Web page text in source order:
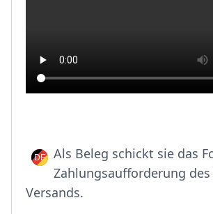
Als Beleg schickt sie das
Zahlungsaufforderung
Versands.